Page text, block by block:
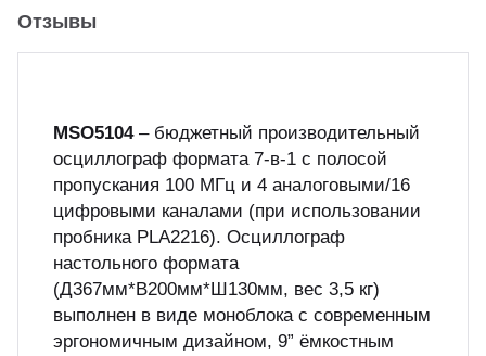
Отзывы
MSO5104– бюджетный производительный
осциллограф формата 7-в-1 с полосой
пропускания 100 МГц и 4 аналоговыми/16
цифровыми каналами (при использовании
пробника PLA2216). Осциллограф
настольного формата
(Д367мм*В200мм*Ш130мм, вес 3,5 кг)
выполнен в виде моноблока с современным
эргономичным дизайном, 9” ёмкостным